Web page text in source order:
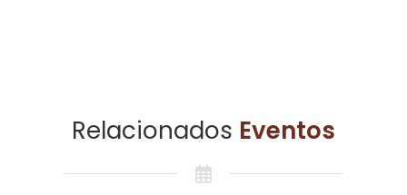
Relacionados Eventos